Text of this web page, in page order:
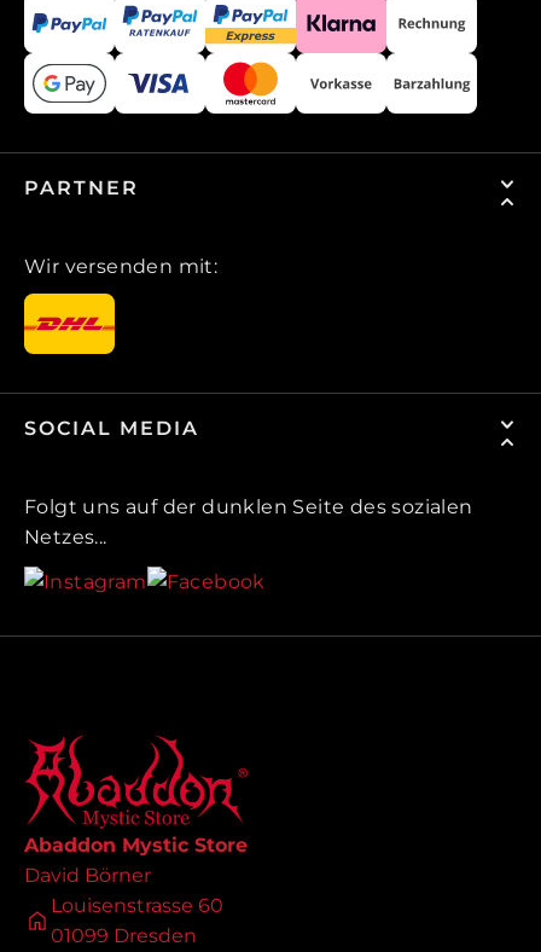
PARTNER
Wir versenden mit:
SOCIAL MEDIA
Folgt uns auf der dunklen Seite des sozialen
Netzes...
Abaddon Mystic Store
David Börner
Louisenstrasse 60
01099 Dresden